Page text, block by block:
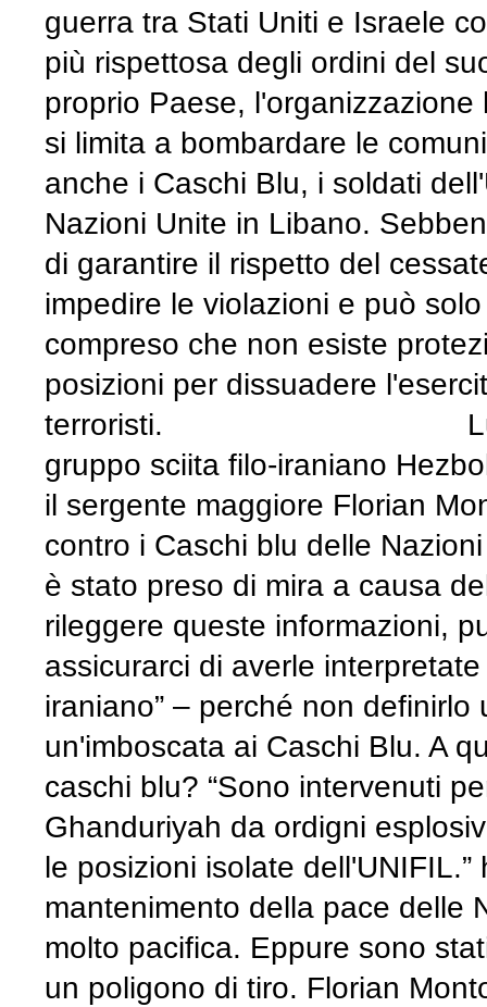
guerra tra Stati Uniti e Israele
più rispettosa degli ordini del
proprio Paese,
si limita a bombardare le
anche i Caschi Blu, i soldati
Nazioni Unite in Libano.
di garantire il rispetto del
impedire le violazioni e può
compreso che non esiste
posizioni per dissuadere
terroristi. Lunedì
gruppo sciita filo-iraniano
il sergente maggiore Florian
contro i Caschi blu delle
è stato preso di mira a causa
rileggere queste informazioni,
assicurarci di averle
iraniano” – perché non
un'imboscata ai Caschi Blu. A
caschi blu? “Sono intervenuti
Ghanduriyah da ordigni
le posizioni isolate
mantenimento della pace
molto pacifica. Eppure sono
un poligono di tiro. Florian